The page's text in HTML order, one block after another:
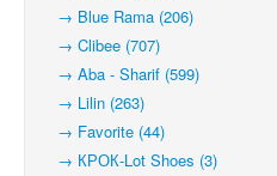
→ Blue Rama (206)
→ Clibee (707)
→ Aba - Sharif (599)
→ Lilin (263)
→ Favorite (44)
→ КРОК-Lot Shoes (3)